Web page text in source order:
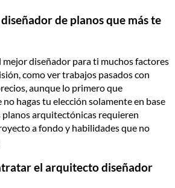
de planos que más te
mejor diseñador para ti muchos factores
como ver trabajos pasados con
aunque lo primero que
no hagas tu elección solamente en base
planos arquitectónicas requieren
a fondo y habilidades que no
el arquitecto diseñador